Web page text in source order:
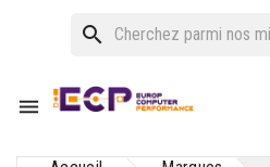
search
